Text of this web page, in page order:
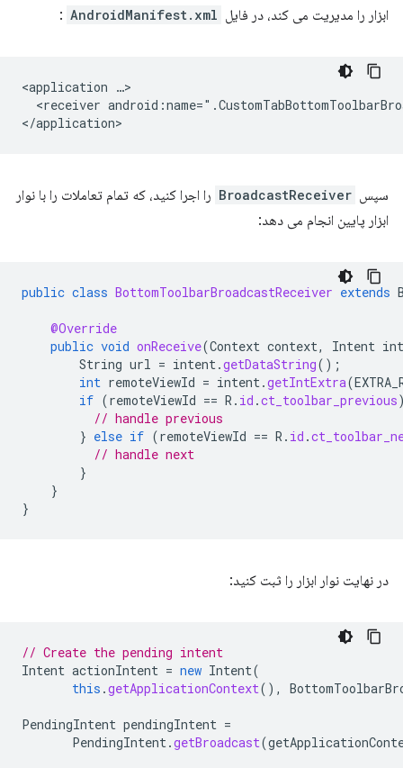
ابزار را مدیریت می کند، در فایل AndroidManifest.xml
:
<application
<receiver
سپس BroadcastReceiver را اجرا کنید، که تمام تعاملات را با نوار
ابزار پایین انجام می دهد:
public class BottomToolbarBroadcastReceiver extends
@Override
public void onReceive(Context context, Intent
String url = intent .getDataString();
int remoteViewId = intent .getIntExtra(
if (remoteViewId == R . id .ct_toolbar_previous
// handle previous
} else if (remoteViewId == R . id .
// handle next
}
}
}
در نهایت نوار ابزار را ثبت کنید:
// Create the pending intent
Intent actionIntent = new Intent(
this .getApplicationContext(),
PendingIntent pendingIntent =
PendingIntent .getBroadcast(